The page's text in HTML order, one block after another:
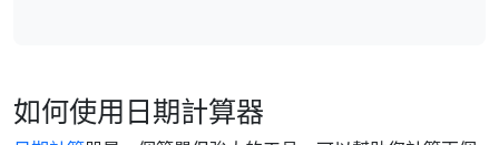
如何使用日期計算器